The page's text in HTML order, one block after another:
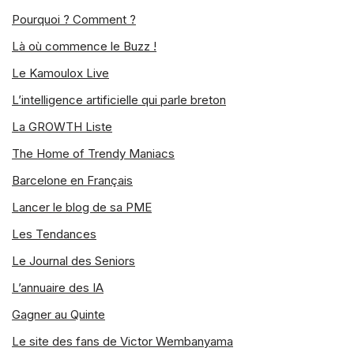
perçue comme une méthode sûre par
les consommateurs qui n’ont pas
commerce électronique, car elle
permet également de vérifier la qualité
de la commande avant d’envoyer de
Ce mode de paiement est de plus en
plus utilisé. Il est généralement appliqué
souhaitez susciter une première
confiance des clients ou lorsque la cible
par ce système doivent être non
périssables, car si le client décide à la
plus de perdre les frais d’expédition, il
Pourquoi ? Comment ?
Là où commence le Buzz !
Le Kamoulox Live
L’intelligence artificielle qui parle breton
La GROWTH Liste
The Home of Trendy Maniacs
Barcelone en Français
Lancer le blog de sa PME
Les Tendances
Le Journal des Seniors
L’annuaire des IA
Gagner au Quinte
Le site des fans de Victor Wembanyama